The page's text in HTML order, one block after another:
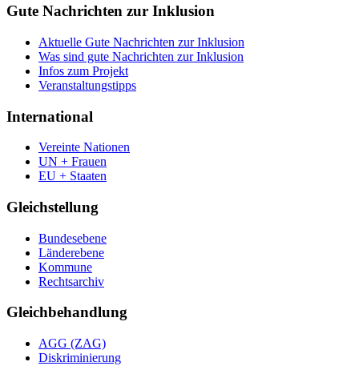
Gute Nachrichten zur Inklusion
Aktuelle Gute Nachrichten zur Inklusion
Was sind gute Nachrichten zur Inklusion
Infos zum Projekt
Veranstaltungstipps
International
Vereinte Nationen
UN + Frauen
EU + Staaten
Gleichstellung
Bundesebene
Länderebene
Kommune
Rechtsarchiv
Gleichbehandlung
AGG (ZAG)
Diskriminierung